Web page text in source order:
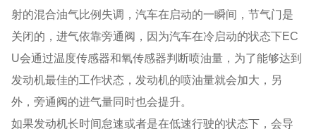
射的混合油气比例失调，汽车在启动的一瞬间，节气门是
关闭的，进气依靠旁通阀，因为汽车在冷启动的状态下EC
U会通过温度传感器和氧传感器判断喷油量，为了能够达到
发动机最佳的工作状态，发动机的喷油量就会加大，另
外，旁通阀的进气量同时也会提升。
如果发动机长时间怠速或者是在低速行驶的状态下，会导